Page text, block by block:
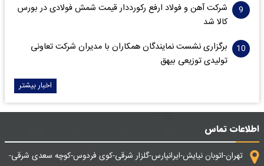
شرکت آهن و فولاد ارفع رکورددار قیمت شمش فولادی در بورس
کالا شد
برگزاری نشست نمایندگان همکاران با مدیران شرکت تعاونی
تولیدی توزیعی بیهق
اخبار بیشتر
اطلاعات تماس
تهران-اتوبان نیایش-ایرانپارس-گلزار شرقی-کوی فردوس-کوچه سعدی شرقی-